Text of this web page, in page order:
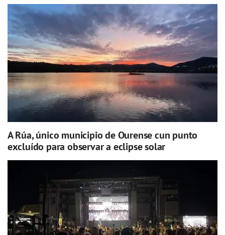
A Rúa, único municipio de Ourense cun punto
excluído para observar a eclipse solar